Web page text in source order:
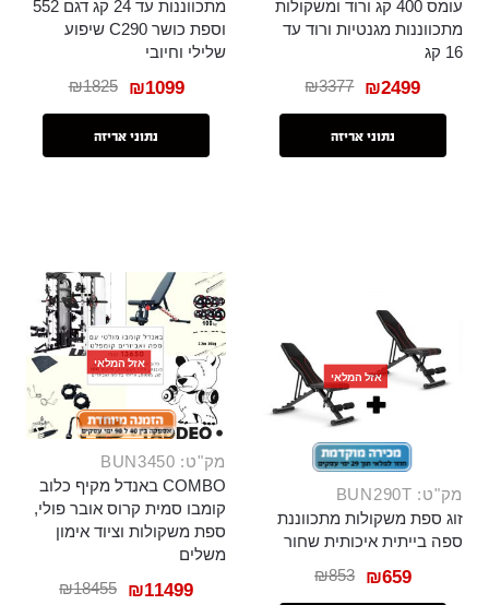
עומס 400 קג ורוד ומשקולות
מתכווננות מגנטיות ורוד עד
16 קג
₪3377 ₪2499
נתוני אריזה
מתכווננות עד 24 קג דגם 552
וספת כושר C290 שיפוע
שלילי וחיובי
₪1825 ₪1099
נתוני אריזה
אזל המלאי
מק"ט: BUN290T
זוג ספת משקולות מתכווננת
ספה בייתית איכותית שחור
₪853 ₪659
אזל המלאי
מק"ט: BUN3450
COMBO באנדל מקיף כלוב
קומבו סמית קרוס אובר פולי,
ספת משקולות וציוד אימון
משלים
₪18455 ₪11499